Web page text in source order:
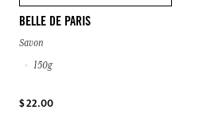
BELLE DE PARIS
Savon
150g
$ 22.00